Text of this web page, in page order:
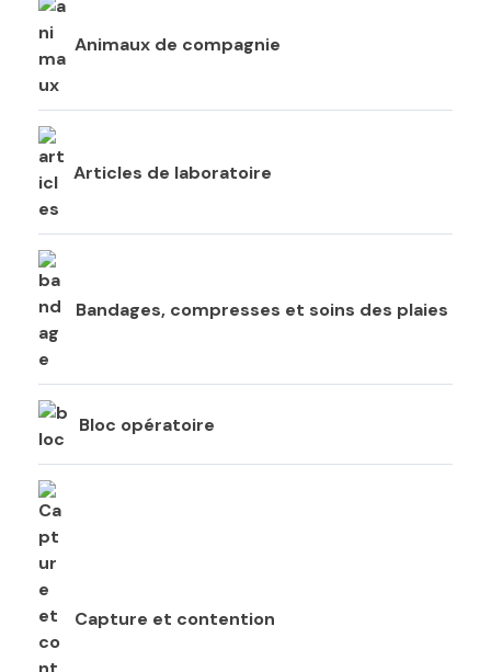
Animaux de compagnie
Articles de laboratoire
Bandages, compresses et soins des plaies
Bloc opératoire
Capture et contention